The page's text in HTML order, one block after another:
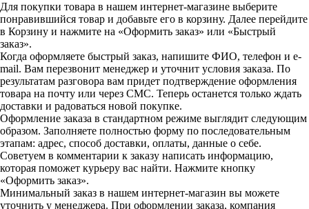
Для покупки товара в нашем интернет-магазине выберите
понравившийся товар и добавьте его в корзину. Далее перейдите
в Корзину и нажмите на «Оформить заказ» или «Быстрый
заказ».
Когда оформляете быстрый заказ, напишите ФИО, телефон и e-
mail. Вам перезвонит менеджер и уточнит условия заказа. По
результатам разговора вам придет подтверждение оформления
товара на почту или через СМС. Теперь останется только ждать
доставки и радоваться новой покупке.
Оформление заказа в стандартном режиме выглядит следующим
образом. Заполняете полностью форму по последовательным
этапам: адрес, способ доставки, оплаты, данные о себе.
Советуем в комментарии к заказу написать информацию,
которая поможет курьеру вас найти. Нажмите кнопку
«Оформить заказ».
Минимальный заказ в нашем интернет-магазин вы можете
уточнить у менеджера. При оформлении заказа, компания